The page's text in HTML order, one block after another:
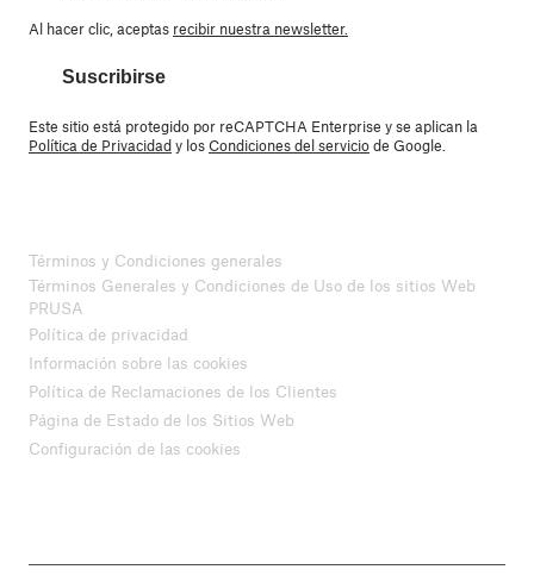
Al hacer clic, aceptas recibir nuestra newsletter.
Suscribirse
Este sitio está protegido por reCAPTCHA Enterprise y se aplican la
Política de Privacidady losCondiciones del serviciode Google.
Términos y Condiciones generales
Términos Generales y Condiciones de Uso de los sitios Web
PRUSA
Política de privacidad
Información sobre las cookies
Política de Reclamaciones de los Clientes
Página de Estado de los Sitios Web
Configuración de las cookies